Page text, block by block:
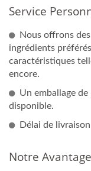
Service
Nous offrons
ingrédients
caractéristiques
encore.
Un emballage
disponible.
Délai de
Notre Avantage